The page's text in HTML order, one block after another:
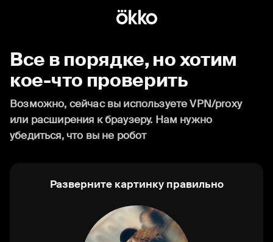
Все в порядке, но хотим
кое-что проверить
Возможно, сейчас вы используете VPN/proxy
или расширения к браузеру. Нам нужно
убедиться, что вы не робот
Разверните картинку правильно